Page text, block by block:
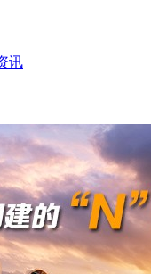
讯